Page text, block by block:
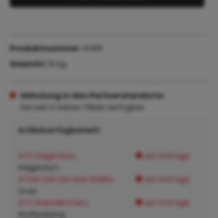
Abholung in den Partnerstandorte
Derzeit in keiner Filiale verfügbar
Artikelverfügbarkeit:
ATZ Klagenfurt
Klagenfurt:
auf Anfrage
ATSW 24h Service GMBH auf Anfrage
ATZ Steinakirchen
Wolfpassing:
auf Anfrage
Produktnummer:
Gewicht:
15 kg